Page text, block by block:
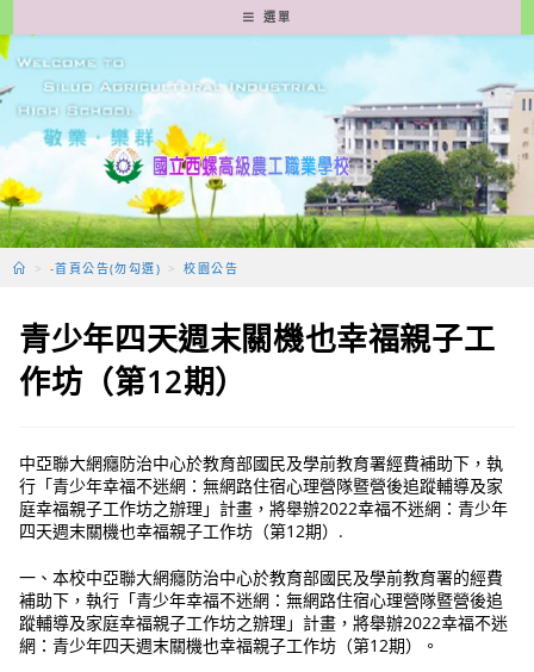
轉
至
要
容
選單
> -首頁公告(勿勾選) > 校園公告
青少年四天週末關機也幸福親子工
作坊（第12期）
中亞聯大網癮防治中心於教育部國民及學前教育署經費補助下，執
行「青少年幸福不迷網：無網路住宿心理營隊暨營後追蹤輔導及家
庭幸福親子工作坊之辦理」計畫，將舉辦2022幸福不迷網：青少年
四天週末關機也幸福親子工作坊（第12期）.
一、本校中亞聯大網癮防治中心於教育部國民及學前教育署的經費
補助下，執行「青少年幸福不迷網：無網路住宿心理營隊暨營後追
蹤輔導及家庭幸福親子工作坊之辦理」計畫，將舉辦2022幸福不迷
網：青少年四天週末關機也幸福親子工作坊（第12期）。